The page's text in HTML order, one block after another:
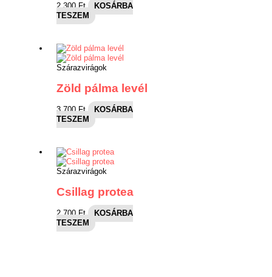
2,300Ft
KOSÁRBA
TESZEM
Szárazvirágok
Zöld pálma levél
3,700Ft
KOSÁRBA
TESZEM
Szárazvirágok
Csillag protea
2,700Ft
KOSÁRBA
TESZEM